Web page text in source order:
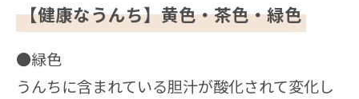
【健康なうんち】黄色・茶色・緑色
●緑色
うんちに含まれている胆汁が酸化されて変化し